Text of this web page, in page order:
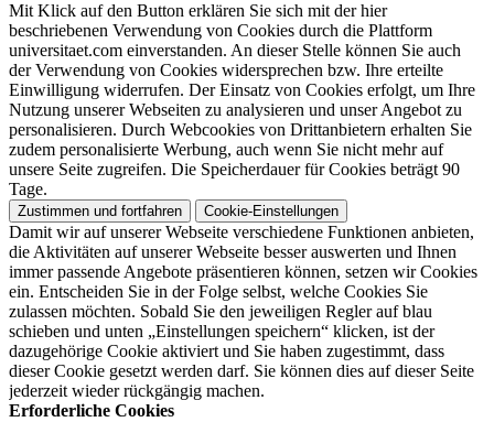
Mit Klick auf den Button erklären Sie sich mit der hier
beschriebenen Verwendung von Cookies durch die Plattform
universitaet.com einverstanden. An dieser Stelle können Sie auch
der Verwendung von Cookies widersprechen bzw. Ihre erteilte
Einwilligung widerrufen. Der Einsatz von Cookies erfolgt, um Ihre
Nutzung unserer Webseiten zu analysieren und unser Angebot zu
personalisieren. Durch Webcookies von Drittanbietern erhalten Sie
zudem personalisierte Werbung, auch wenn Sie nicht mehr auf
unsere Seite zugreifen. Die Speicherdauer für Cookies beträgt 90
Tage.
Zustimmen und fortfahren Cookie-Einstellungen
Damit wir auf unserer Webseite verschiedene Funktionen anbieten,
die Aktivitäten auf unserer Webseite besser auswerten und Ihnen
immer passende Angebote präsentieren können, setzen wir Cookies
ein. Entscheiden Sie in der Folge selbst, welche Cookies Sie
zulassen möchten. Sobald Sie den jeweiligen Regler auf blau
schieben und unten „Einstellungen speichern“ klicken, ist der
dazugehörige Cookie aktiviert und Sie haben zugestimmt, dass
dieser Cookie gesetzt werden darf. Sie können dies auf dieser Seite
jederzeit wieder rückgängig machen.
Erforderliche Cookies